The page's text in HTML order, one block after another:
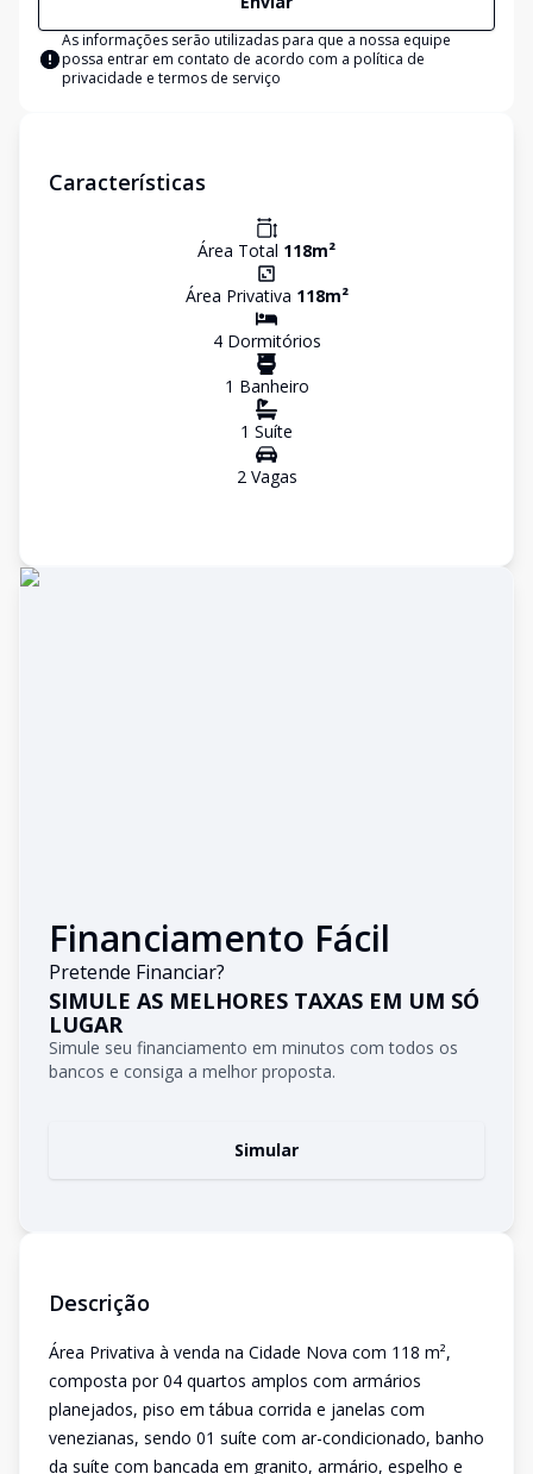
As informações serão utilizadas para que a nossa equipe
possa entrar em contato de acordo com a política de
privacidade e termos de serviço
Características
Área Total 118m²
Área Privativa 118m²
4Dormitórios
1 Banheiro
1 Suíte
2Vagas
Financiamento Fácil
Pretende Financiar?
SIMULE AS MELHORES TAXAS EM UM SÓ
LUGAR
Simule seu financiamento em minutos com todos os
bancos e consiga a melhor proposta.
Simular
Descrição
Área Privativa à venda na Cidade Nova com 118 m²,
composta por 04 quartos amplos com armários
planejados, piso em tábua corrida e janelas com
venezianas, sendo 01 suíte com ar-condicionado, banho
da suíte com bancada em granito, armário, espelho e